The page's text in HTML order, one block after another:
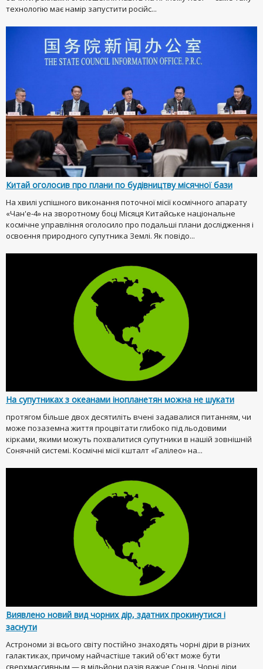
технологію має намір запустити російс...
Китай оголосив про плани по будівництву місячної бази
На хвилі успішного виконання поточної місії космічного апарату
«Чан'е-4» на зворотному боці Місяця Китайське національне
космічне управління оголосило про подальші плани дослідження і
освоєння природного супутника Землі. Як повідо...
На супутниках з океанами інопланетян можна не шукати
протягом більше двох десятиліть вчені задавалися питанням, чи
може позаземна життя процвітати глибоко під льодовими
кірками, якими можуть похвалитися супутники в нашій зовнішній
Сонячній системі. Космічні місії кшталт «Галілео» на...
Виявлено новий вид чорних дір, здатних прокинутися і
заснути
Астрономи зі всього світу постійно знаходять чорні діри в різних
галактиках, причому найчастіше такий об'єкт може бути
сверхмассивным — в мільйони разів важче Сонця. Чорні діри